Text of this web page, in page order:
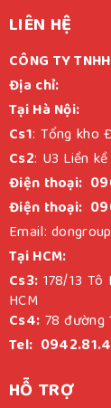
LIÊN HỆ
CÔNG TY
Địa chỉ:
Tại Hà Nội:
Cs1: Tổng kho
Cs2: U3 Liền
Điện thoại:
Điện thoại:
Email:
Tại HCM:
Cs3: 178/13 Tô
HCM
Cs4: 78 đường
Tel:
HỖ TRỢ